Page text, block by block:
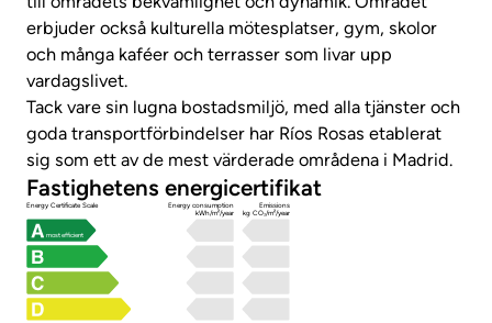
erbjuder också kulturella mötesplatser, gym, skolor
och många kaféer och terrasser som livar upp
vardagslivet.
Tack vare sin lugna bostadsmiljö, med alla tjänster och
goda transportförbindelser har Ríos Rosas etablerat
sig som ett av de mest värderade områdena i Madrid.
Fastighetens energicertifikat
Energy Certificate Scale Energy consumption
kWh/m²/year
Emissions
kg CO₂/m²/year
most efficient